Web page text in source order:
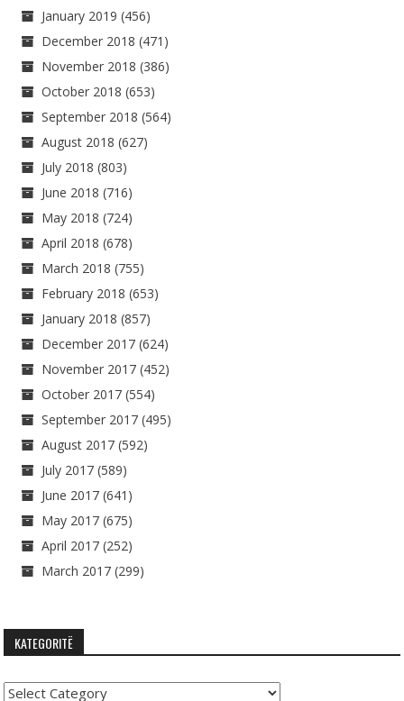
January 2019 (456)
December 2018 (471)
November 2018 (386)
October 2018 (653)
September 2018 (564)
August 2018 (627)
July 2018 (803)
June 2018 (716)
May 2018 (724)
April 2018 (678)
March 2018 (755)
February 2018 (653)
January 2018 (857)
December 2017 (624)
November 2017 (452)
October 2017 (554)
September 2017 (495)
August 2017 (592)
July 2017 (589)
June 2017 (641)
May 2017 (675)
April 2017 (252)
March 2017 (299)
KATEGORITË
Kategoritë